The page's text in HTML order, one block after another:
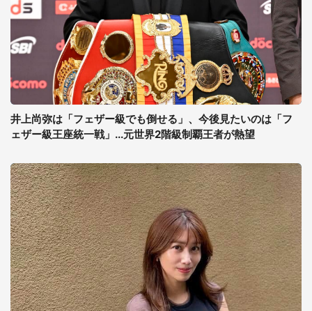
井上尚弥は「フェザー級でも倒せる」、今後見たいのは「フ
ェザー級王座統一戦」...元世界2階級制覇王者が熱望